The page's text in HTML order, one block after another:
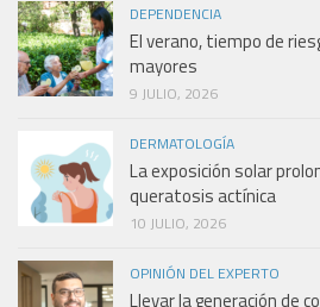
DEPENDENCIA
El verano, tiempo de
mayores
9 JULIO, 2026
DERMATOLOGÍA
La exposición solar
queratosis actínica
10 JULIO, 2026
OPINIÓN DEL EXPERTO
Llevar la generación de